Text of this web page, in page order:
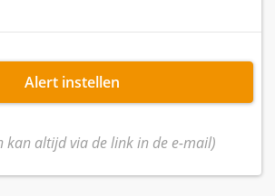
Alert instellen
kan altijd via de link in de e-mail)